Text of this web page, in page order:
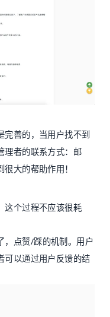
完善的，当用户找不到
理者的联系方式：邮
大的帮助作用！
这个过程不应该很耗
，点赞/踩的机制。用户
可以通过用户反馈的结